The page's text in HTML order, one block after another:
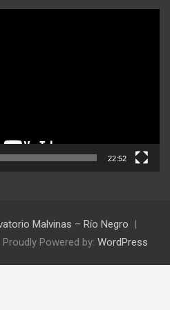
22:52
Malvinas – Río Negro
Proudly Powered by: WordPress